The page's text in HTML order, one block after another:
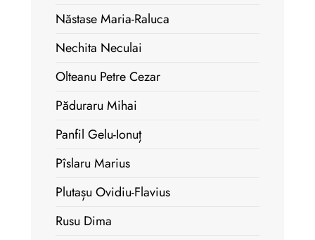
Năstase Maria-Raluca
Nechita Neculai
Olteanu Petre Cezar
Păduraru Mihai
Panfil Gelu-Ionuț
Pîslaru Marius
Plutașu Ovidiu-Flavius
Rusu Dima